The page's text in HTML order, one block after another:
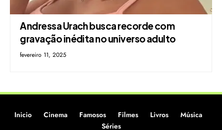
Andressa Urach busca recorde com
gravação inédita no universo adulto
fevereiro 11, 2025
Inicio Cinema Famosos Filmes Livros
Música
Séries